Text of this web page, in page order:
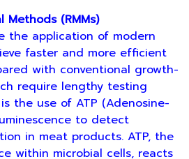
Methods (RMMs)
application of modern
faster and more efficient
with conventional growth-
require lengthy testing
the use of ATP (Adenosine-
to detect
in meat products. ATP, the
within microbial cells, reacts